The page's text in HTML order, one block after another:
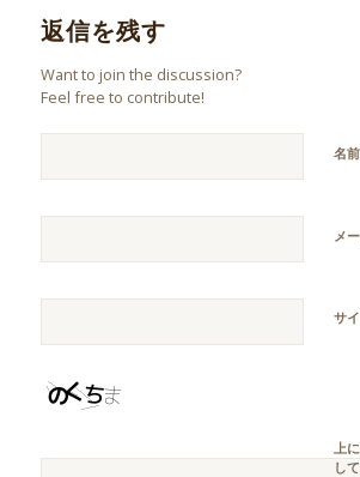
返信を残す
Want to join the discussion?
Feel free to contribute!
名前
メ
サ
上
し